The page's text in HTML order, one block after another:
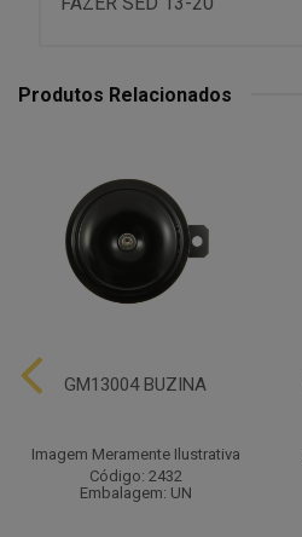
Produtos Relacionados
GM13004 BUZINA
Imagem Meramente Ilustrativa
Código: 2432
Embalagem: UN